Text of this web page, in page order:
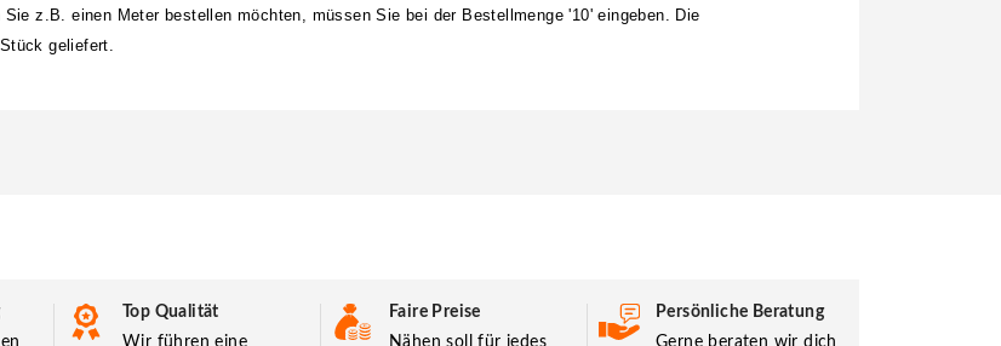
z.B. einen Meter bestellen möchten, müssen Sie bei der Bestellmenge '10' eingeben. Die
geliefert.
Top Qualität
Wir führen eine
Faire Preise
Nähen soll für jedes
Persönliche Beratung
Gerne beraten wir dich